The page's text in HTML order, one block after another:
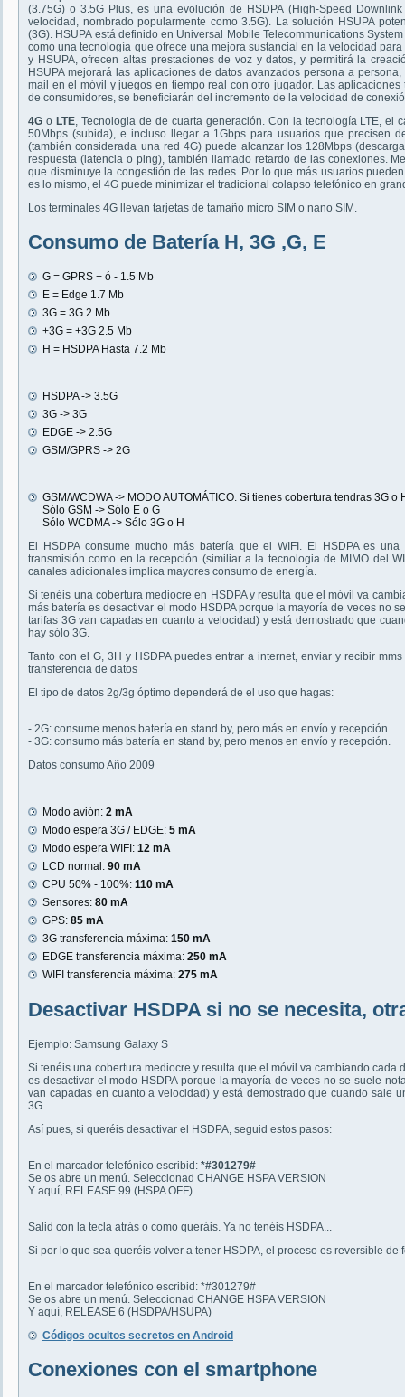
(3.75G) o 3.5G Plus, es una evolución de HSDPA (High-Speed
velocidad, nombrado popularmente como 3.5G). La solución HSUPA
(3G). HSUPA está definido en Universal Mobile Telecommunications
como una tecnología que ofrece una mejora sustancial en la velocidad
y HSUPA, ofrecen altas prestaciones de voz y datos, y permitirá la
HSUPA mejorará las aplicaciones de datos avanzados persona a
mail en el móvil y juegos en tiempo real con otro jugador. Las
de consumidores, se beneficiarán del incremento de la velocidad de
4G o LTE, Tecnologia de de cuarta generación. Con la tecnología LTE, el
50Mbps (subida), e incluso llegar a 1Gbps para usuarios que precisen
(también considerada una red 4G) puede alcanzar los 128Mbps
respuesta (latencia o ping), también llamado retardo de las conexiones.
que disminuye la congestión de las redes. Por lo que más usuarios
es lo mismo, el 4G puede minimizar el tradicional colapso telefónico en
Los terminales 4G llevan tarjetas de tamaño micro SIM o nano SIM.
Consumo de Batería H, 3G ,G, E
G = GPRS + ó - 1.5 Mb
E = Edge 1.7 Mb
3G = 3G 2 Mb
+3G = +3G 2.5 Mb
H = HSDPA Hasta 7.2 Mb
HSDPA -> 3.5G
3G -> 3G
EDGE -> 2.5G
GSM/GPRS -> 2G
GSM/WCDWA -> MODO AUTOMÁTICO. Si tienes cobertura tendras 3G o
Sólo GSM -> Sólo E o G
Sólo WCDMA -> Sólo 3G o H
El HSDPA consume mucho más batería que el WIFI. El HSDPA es
transmisión como en la recepción (similiar a la tecnologia de MIMO del
canales adicionales implica mayores consumo de energía.
Si tenéis una cobertura mediocre en HSDPA y resulta que el móvil va
más batería es desactivar el modo HSDPA porque la mayoría de veces no
tarifas 3G van capadas en cuanto a velocidad) y está demostrado que
hay sólo 3G.
Tanto con el G, 3H y HSDPA puedes entrar a internet, enviar y recibir
transferencia de datos
El tipo de datos 2g/3g óptimo dependerá de el uso que hagas:
- 2G: consume menos batería en stand by, pero más en envío y recepción.
- 3G: consumo más batería en stand by, pero menos en envío y recepción.
Datos consumo Año 2009
Modo avión: 2 mA
Modo espera 3G / EDGE: 5 mA
Modo espera WIFI: 12 mA
LCD normal: 90 mA
CPU 50% - 100%: 110 mA
Sensores: 80 mA
GPS: 85 mA
3G transferencia máxima: 150 mA
EDGE transferencia máxima: 250 mA
WIFI transferencia máxima: 275 mA
Desactivar HSDPA si no se necesita,
Ejemplo: Samsung Galaxy S
Si tenéis una cobertura mediocre y resulta que el móvil va cambiando cada
es desactivar el modo HSDPA porque la mayoría de veces no se suele
van capadas en cuanto a velocidad) y está demostrado que cuando sale
3G.
Así pues, si queréis desactivar el HSDPA, seguid estos pasos:
En el marcador telefónico escribid: *#301279#
Se os abre un menú. Seleccionad CHANGE HSPA VERSION
Y aquí, RELEASE 99 (HSPA OFF)
Salid con la tecla atrás o como queráis. Ya no tenéis HSDPA...
Si por lo que sea queréis volver a tener HSDPA, el proceso es reversible de
En el marcador telefónico escribid: *#301279#
Se os abre un menú. Seleccionad CHANGE HSPA VERSION
Y aquí, RELEASE 6 (HSDPA/HSUPA)
Códigos ocultos secretos en Android
Conexiones con el smartphone